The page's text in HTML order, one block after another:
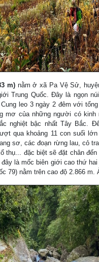
m) nằm ở xã Pa Vệ Sử,
Trung Quốc. Đây là ngọn
leo 3 ngày 2 đêm với
mơ của những người có kinh
nghiệt bậc nhất Tây Bắc.
qua khoảng 11 con suối lớn
sơ, các đoạn rừng lau, cỏ
thụ... đặc biệt sẽ đặt chân
là mốc biên giới cao thứ hai
79) nằm trên cao độ 2.866 m.